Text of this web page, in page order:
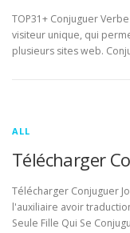
TOP31+ Conjuguer
visiteur unique, qui
plusieurs sites web.
ALL
Télécharger
Télécharger Conjuguer
l'auxiliaire avoir
Seule Fille Qui Se